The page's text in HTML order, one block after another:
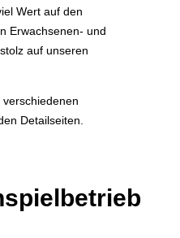
Wert auf den
Erwachsenen- und
auf unseren
Detailseiten.